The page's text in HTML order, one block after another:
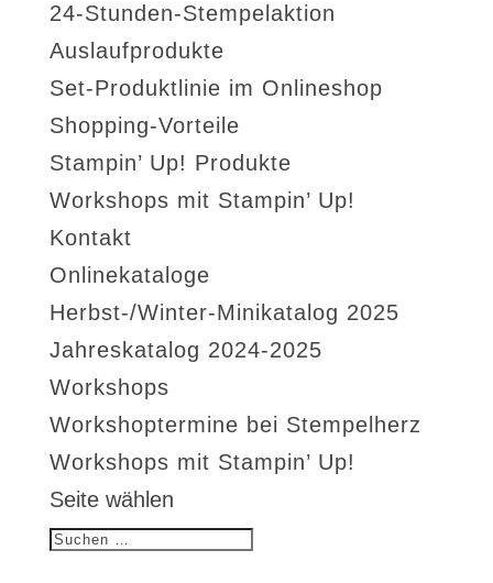
24-Stunden-Stempelaktion
Auslaufprodukte
Set-Produktlinie im Onlineshop
Shopping-Vorteile
Stampin’ Up! Produkte
Workshops mit Stampin’ Up!
Kontakt
Onlinekataloge
Herbst-/Winter-Minikatalog 2025
Jahreskatalog 2024-2025
Workshops
Workshoptermine bei Stempelherz
Workshops mit Stampin’ Up!
Seite wählen